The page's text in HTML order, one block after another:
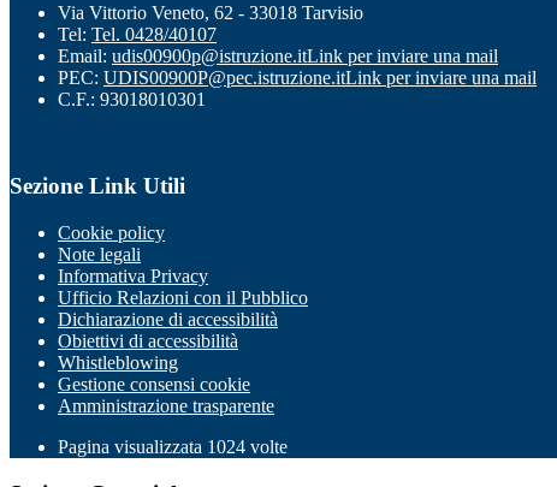
Via Vittorio Veneto, 62 - 33018 Tarvisio
Tel: Tel. 0428/40107
Email: udis00900p@istruzione.itLink per inviare una mail
PEC: UDIS00900P@pec.istruzione.itLink per inviare una mail
C.F.: 93018010301
Sezione Link Utili
Cookie policy
Note legali
Informativa Privacy
Ufficio Relazioni con il Pubblico
Dichiarazione di accessibilità
Obiettivi di accessibilità
Whistleblowing
Gestione consensi cookie
Amministrazione trasparente
Pagina visualizzata 1024 volte